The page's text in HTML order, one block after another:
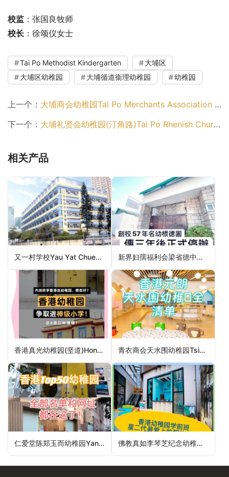
校监 ：张国良牧师
校长 ：徐颂仪女士
Tai Po Methodist Kindergarten
大埔区
大埔区幼稚园
大埔循道衞理幼稚园 幼稚园
上一个： 大埔商会幼稚园Tai Po Merchants Association Kindergarten（大埔区幼稚园）
下一个： 大埔礼贤会幼稚园(汀角路)Tai Po Rhenish Church Kindergarten (Ting Kok Road)（大埔区幼稚园）
相关产品
又一村学校Yau Yat Chuen School（深水埗区幼稚园） 新界妇孺福利会梁省德中英文幼稚园暨幼儿学校NTW & JWA Leung Sing Tak Anglo-Chinese Kindergarten and Nursery School（西贡区幼稚园）
香港真光幼稚园(坚道)Hong Kong True Light Kindergarten (Caine Road)（中西区幼稚园） 青衣商会天水围幼稚园Tsing Yi Trade Association Tin Shui Wai Kindergarten（元朗区幼稚园）
仁爱堂陈郑玉而幼稚园Yan Oi Tong Chan Cheng Yuk Yee Kindergarten（油尖旺区幼稚园） 佛教真如李琴芝纪念幼稚园Buddhist Chun Yue Lee Kam Zi Memorial Kindergarten（离岛区幼稚园）